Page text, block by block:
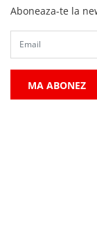
Aboneaza-te la
MA ABONEZ